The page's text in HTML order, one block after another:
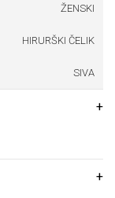
ŽENSKI
HIRURŠKI ČELIK
SIVA